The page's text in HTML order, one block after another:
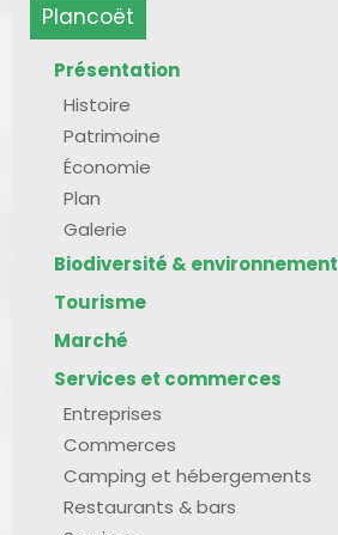
Plancoët
Présentation
Histoire
Patrimoine
Économie
Plan
Galerie
Biodiversité & environnement
Tourisme
Marché
Services et commerces
Entreprises
Commerces
Camping et hébergements
Restaurants & bars